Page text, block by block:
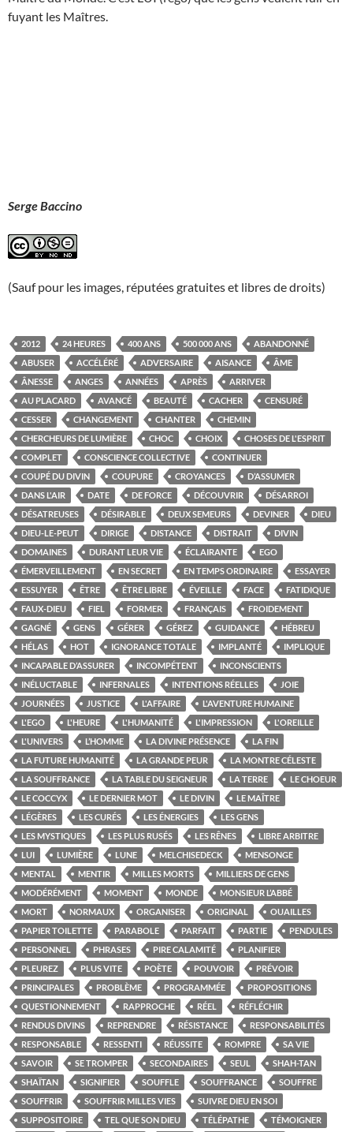
fuyant les Maîtres.
Serge Baccino
(Sauf pour les images, réputées gratuites et libres de droits)
2012 24 HEURES 400 ANS 500 000 ANS
ABANDONNÉ
ABUSER
ACCÉLÉRÉ ADVERSAIRE AISANCE
ÂME
ÂNESSE
ANGES ANNÉES APRÈS
ARRIVER
AU PLACARD
AVANCÉ BEAUTÉ CACHER
CENSURÉ
CESSER
CHANGEMENT CHANTER
CHEMIN
CHERCHEURS DE LUMIÈRE
CHOC CHOIX
CHOSES DE L'ESPRIT
COMPLET
CONSCIENCE COLLECTIVE
CONTINUER
COUPÉ DU DIVIN
COUPURE CROYANCES
D’ASSUMER
DANS L'AIR
DATE DE FORCE DÉCOUVRIR
DÉSARROI
DÉSATREUSES
DÉSIRABLE DEUX SEMEURS DEVINER
DIEU
DIEU-LE-PEUT
DIRIGE DISTANCE DISTRAIT
DIVIN
DOMAINES
DURANT LEUR VIE ÉCLAIRANTE
EGO
ÉMERVEILLEMENT
EN SECRET EN TEMPS ORDINAIRE
ESSAYER
ESSUYER
ÊTRE ÊTRE LIBRE ÉVEILLE FACE
FATIDIQUE
FAUX-DIEU
FIEL FORMER FRANÇAIS
FROIDEMENT
GAGNÉ
GENS GÉRER GÉREZ GUIDANCE
HÉBREU
HÉLAS
HOT IGNORANCE TOTALE IMPLANTÉ
IMPLIQUE
INCAPABLE D’ASSURER
INCOMPÉTENT
INCONSCIENTS
INÉLUCTABLE
INFERNALES INTENTIONS RÉELLES
JOIE
JOURNÉES
JUSTICE L'AFFAIRE
L'AVENTURE HUMAINE
L'EGO
L'HEURE L'HUMANITÉ L'IMPRESSION
L'OREILLE
L'UNIVERS
L’HOMME LA DIVINE PRÉSENCE
LA FIN
LA FUTURE HUMANITÉ
LA GRANDE PEUR
LA MONTRE CÉLESTE
LA SOUFFRANCE
LA TABLE DU SEIGNEUR LA TERRE
LE CHOEUR
LE COCCYX
LE DERNIER MOT LE DIVIN
LE MAÎTRE
LÉGÈRES
LES CURÉS LES ÉNERGIES
LES GENS
LES MYSTIQUES
LES PLUS RUSÉS LES RÊNES
LIBRE ARBITRE
LUI
LUMIÈRE LUNE MELCHISEDECK
MENSONGE
MENTAL
MENTIR MILLES MORTS
MILLIERS DE GENS
MODÉRÉMENT
MOMENT MONDE
MONSIEUR L’ABBÉ
MORT
NORMAUX ORGANISER ORIGINAL
OUAILLES
PAPIER TOILETTE
PARABOLE PARFAIT PARTIE
PENDULES
PERSONNEL
PHRASES PIRE CALAMITÉ
PLANIFIER
PLEUREZ
PLUS VITE POÈTE POUVOIR
PRÉVOIR
PRINCIPALES
PROBLÈME PROGRAMMÉE
PROPOSITIONS
QUESTIONNEMENT
RAPPROCHE RÉEL
RÉFLÉCHIR
RENDUS DIVINS
REPRENDRE RÉSISTANCE
RESPONSABILITÉS
RESPONSABLE
RESSENTI RÉUSSITE ROMPRE
SA VIE
SAVOIR
SE TROMPER SECONDAIRES SEUL
SHAH-TAN
SHAÏTAN
SIGNIFIER SOUFFLE SOUFFRANCE
SOUFFRE
SOUFFRIR
SOUFFRIR MILLES VIES
SUIVRE DIEU EN SOI
SUPPOSITOIRE
TEL QUE SON DIEU TÉLÉPATHE
TÉMOIGNER